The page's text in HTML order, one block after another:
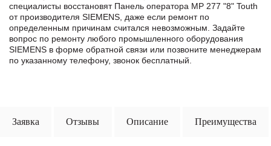
специалисты восстановят Панель оператора MP 277 "8" Touth
от производителя SIEMENS, даже если ремонт по
определенным причинам считался невозможным. Задайте
вопрос по ремонту любого промышленного оборудования
SIEMENS в формe обратной связи или позвоните менеджерам
по указанному телефону, звонок бесплатный.
Заявка Отзывы Описание Преимущества